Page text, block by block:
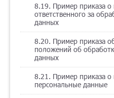
8.19. Пример приказа о
ответственного за
данных
8.20. Пример приказа
положений об
данных
8.21. Пример приказа о
персональные данные